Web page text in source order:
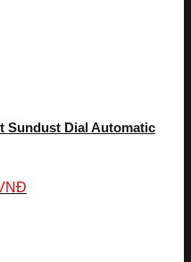
Sundust Dial Automatic